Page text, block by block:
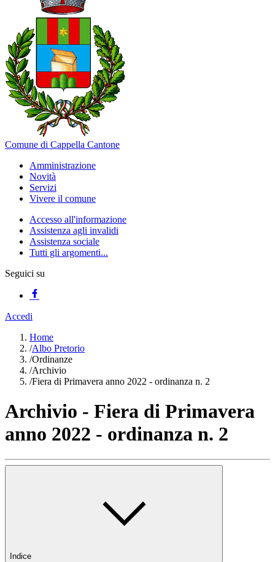
Comune di Cappella Cantone
Amministrazione
Novità
Servizi
Vivere il comune
Accesso all'informazione
Assistenza agli invalidi
Assistenza sociale
Tutti gli argomenti...
Seguici su
Accedi
Home
/Albo Pretorio
/Ordinanze
/Archivio
/Fiera di Primavera anno 2022 - ordinanza n. 2
Archivio - Fiera di Primavera
anno 2022 - ordinanza n. 2
Indice